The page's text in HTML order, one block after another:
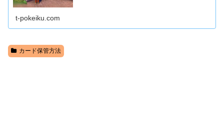
t-pokeiku.com
カード保管方法